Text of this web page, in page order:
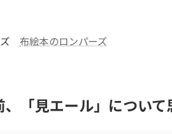
ズ 布絵本のロンパーズ
「見エール」について